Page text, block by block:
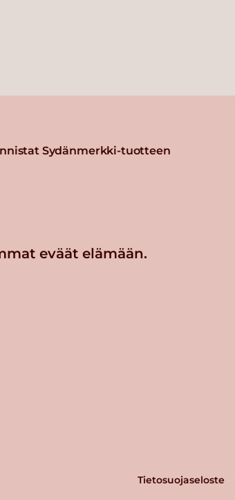
Sydänmerkki-tuotteen
eväät elämään.
Tietosuojaseloste